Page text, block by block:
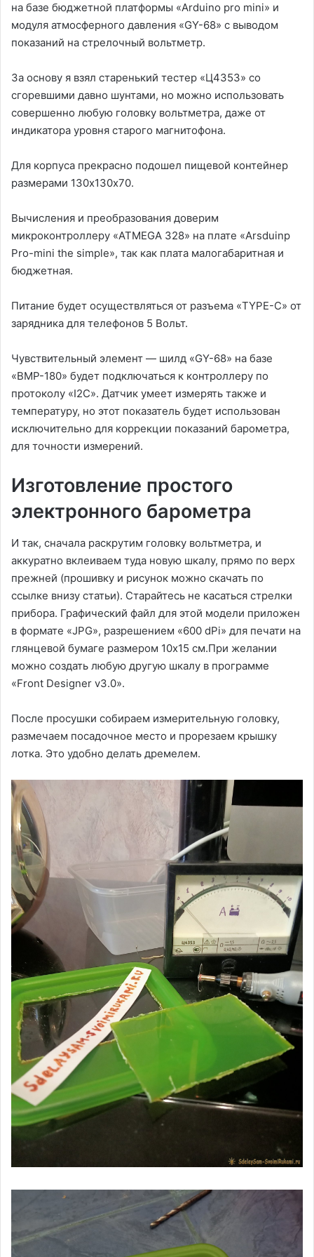
на базе бюджетной платформы «Arduino pro mini» и
модуля атмосферного давления «GY-68» c выводом
показаний на стрелочный вольтметр.
За основу я взял старенький тестер «Ц4353» со
сгоревшими давно шунтами, но можно использовать
совершенно любую головку вольтметра, даже от
индикатора уровня старого магнитофона.
Для корпуса прекрасно подошел пищевой контейнер
размерами 130х130х70.
Вычисления и преобразования доверим
микроконтроллеру «ATMEGA 328» на плате «Arsduinp
Pro-mini the simple», так как плата малогабаритная и
бюджетная.
Питание будет осуществляться от разъема «TYPE-C» от
зарядника для телефонов 5 Вольт.
Чувствительный элемент — шилд «GY-68» на базе
«BMP-180» будет подключаться к контроллеру по
протоколу «I2C». Датчик умеет измерять также и
температуру, но этот показатель будет использован
исключительно для коррекции показаний барометра,
для точности измерений.
Изготовление простого
электронного барометра
И так, сначала раскрутим головку вольтметра, и
аккуратно вклеиваем туда новую шкалу, прямо по верх
прежней (прошивку и рисунок можно скачать по
ссылке внизу статьи). Старайтесь не касаться стрелки
прибора. Графический файл для этой модели приложен
в формате «JPG», разрешением «600 dPi» для печати на
глянцевой бумаге размером 10х15 см.При желании
можно создать любую другую шкалу в программе
«Front Designer v3.0».
После просушки собираем измерительную головку,
размечаем посадочное место и прорезаем крышку
лотка. Это удобно делать дремелем.